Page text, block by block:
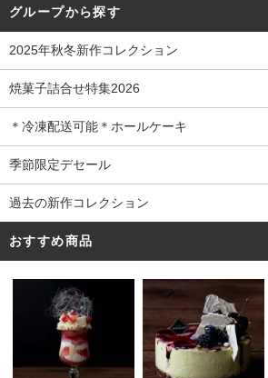
グループから探す
2025年秋冬新作コレクション
焼菓子詰合せ特集2026
＊冷凍配送可能＊ホールケーキ
季節限定デセール
過去の新作コレクション
おすすめ商品